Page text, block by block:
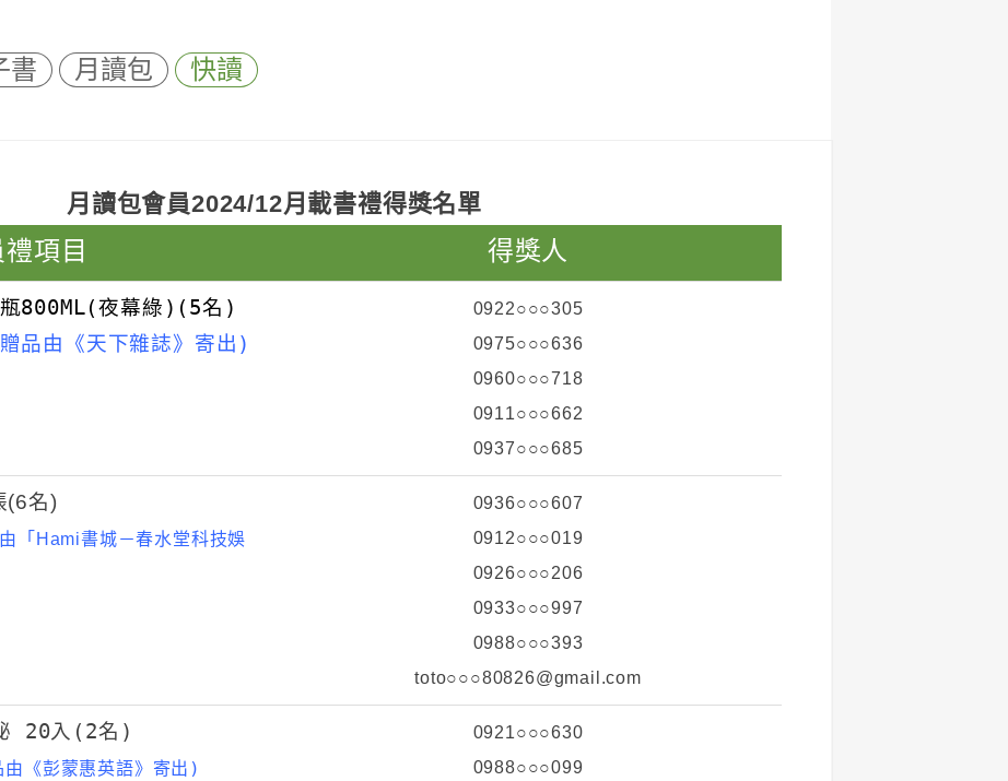
書 月讀包 快讀
月讀包會員2024/12月載書禮得獎名單
項目 得獎人
瓶800ML(夜幕綠)(5名)
品由《天下雜誌》寄出)
0922○○○305
0975○○○636
0960○○○718
0911○○○662
0937○○○685
(6名)
「Hami書城－春水堂科技娛
0936○○○607
0912○○○019
0926○○○206
0933○○○997
0988○○○393
toto○○○80826@gmail.com
20入(2名)
《彭蒙惠英語》寄出)
0921○○○630
0988○○○099